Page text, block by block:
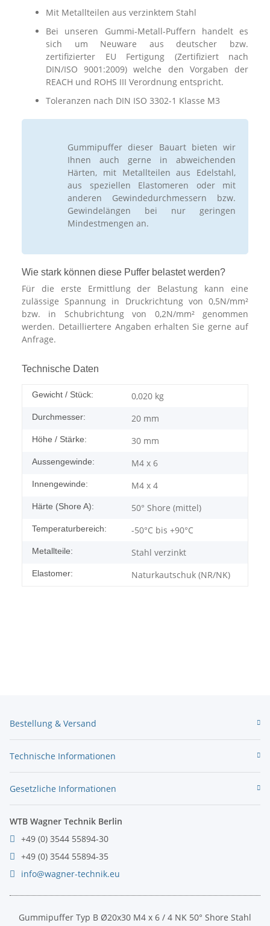
Mit Metallteilen aus verzinktem Stahl
Bei unseren Gummi-Metall-Puffern handelt es
sich um Neuware aus deutscher bzw.
zertifizierter EU Fertigung (Zertifiziert nach
DIN/ISO 9001:2009) welche den Vorgaben der
REACH und ROHS III Verordnung entspricht.
Toleranzen nach DIN ISO 3302-1 Klasse M3
Gummipuffer dieser Bauart bieten wir
Ihnen auch gerne in abweichenden
Härten, mit Metallteilen aus Edelstahl,
aus speziellen Elastomeren oder mit
anderen Gewindedurchmessern bzw.
Gewindelängen bei nur geringen
Mindestmengen an.
Wie stark können diese Puffer belastet werden?
Für die erste Ermittlung der Belastung kann eine
zulässige Spannung in Druckrichtung von 0,5N/mm²
bzw. in Schubrichtung von 0,2N/mm² genommen
werden. Detailliertere Angaben erhalten Sie gerne auf
Anfrage.
Technische Daten
Gewicht / Stück: 0,020 kg
Durchmesser: 20 mm
Höhe / Stärke: 30 mm
Aussengewinde: M4 x 6
Innengewinde: M4 x 4
Härte (Shore A): 50° Shore (mittel)
Temperaturbereich: -50°C bis +90°C
Metallteile: Stahl verzinkt
Elastomer: Naturkautschuk (NR/NK)
Bestellung & Versand
Technische Informationen
Gesetzliche Informationen
WTB Wagner Technik Berlin
+49 (0) 3544 55894-30
+49 (0) 3544 55894-35
info@wagner-technik.eu
Gummipuffer Typ B Ø20x30 M4 x 6 / 4 NK 50° Shore Stahl